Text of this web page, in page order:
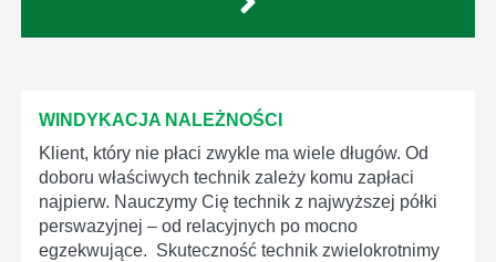
WINDYKACJA NALEŻNOŚCI
Klient, który nie płaci zwykle ma wiele długów. Od
doboru właściwych technik zależy komu zapłaci
najpierw. Nauczymy Cię technik z najwyższej półki
perswazyjnej – od relacyjnych po mocno
egzekwujące. Skuteczność technik zwielokrotnimy